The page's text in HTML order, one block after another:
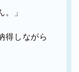
」
得しながら